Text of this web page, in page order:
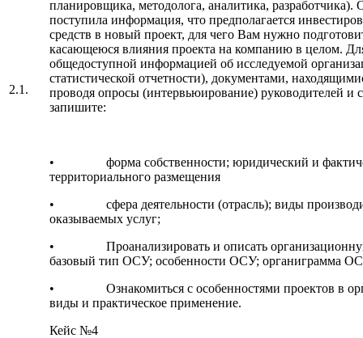
2.1.
планировщика, методолога, аналитика,
поступила информация, что предполагается
средств в новый проект, для чего Вам нужно
касающеюся влияния проекта на компанию в целом.
общедоступной информацией об исследуемой
статистической отчетности), документами,
проводя опросы (интервьюирование) руководителей и
запишите:
• форма собственности; юридический и
территориального размещения
• сфера деятельности (отрасль); виды
оказываемых услуг;
• Проанализировать и описать
базовый тип ОСУ; особенности ОСУ; органиграмма
• Ознакомиться с особенностями проектов в
виды и практическое применение.
Кейс №4